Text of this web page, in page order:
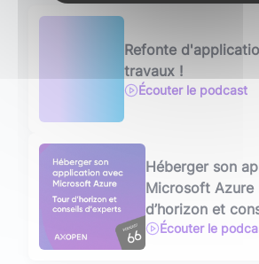
Refonte
travaux !
Écouter le podcast
Héberger son
Microsoft Azure
d’horizon et
Écouter le